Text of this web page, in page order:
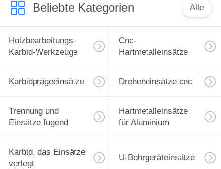
Beliebte Kategorien Alle
Holzbearbeitungs-
Karbid-Werkzeuge
Cnc-
Hartmetalleinsätze
Karbidprägeeinsätze Dreheneinsätze cnc
Trennung und
Einsätze fugend
Hartmetalleinsätze
für Aluminium
Karbid, das Einsätze
verlegt
U-Bohrgeräteinsätze